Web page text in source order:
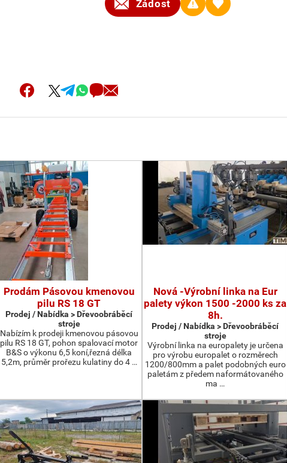
Žádost
Prodám Pásovou kmenovou
pilu RS 18 GT
Prodej / Nabídka > Dřevoobráběcí
stroje
Nabízím k prodeji kmenovou pásovou
pilu RS 18 GT, pohon spalovací motor
B&S o výkonu 6,5 koní,řezná délka
5,2m, průměr prořezu kulatiny do 4 …
Nová -Výrobní linka na Eur
palety výkon 1500 -2000 ks za
8h.
Prodej / Nabídka > Dřevoobráběcí
stroje
Výrobní linka na europalety je určena
pro výrobu europalet o rozměrech
1200/800mm a palet podobných euro
paletám z předem naformátovaného
ma …